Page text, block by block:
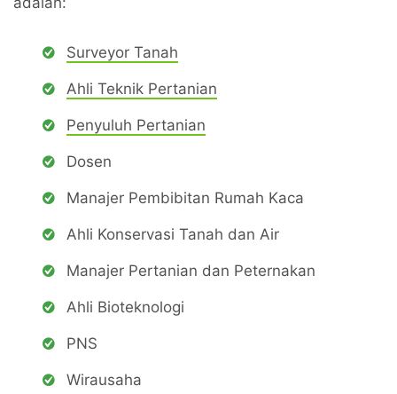
Surveyor Tanah
Ahli Teknik Pertanian
Penyuluh Pertanian
Dosen
Manajer Pembibitan Rumah Kaca
Ahli Konservasi Tanah dan Air
Manajer Pertanian dan Peternakan
Ahli Bioteknologi
PNS
Wirausaha